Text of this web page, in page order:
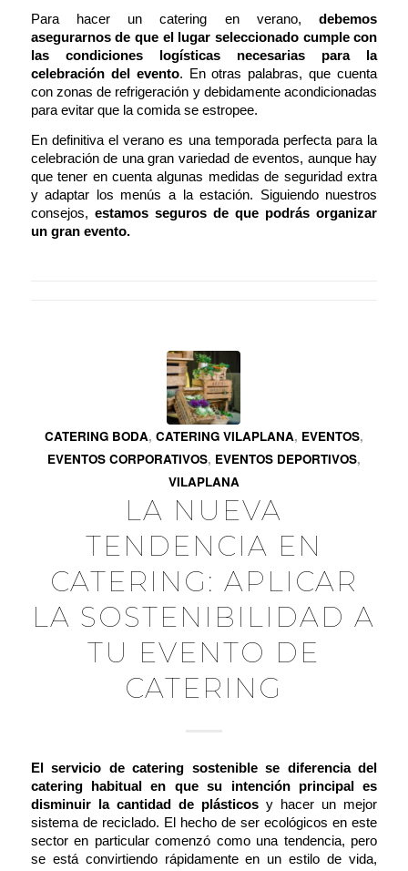
Para hacer un catering en verano,debemos
asegurarnos de que el lugar seleccionado cumple con
las condiciones logísticas necesarias para la
celebración del evento. En otras palabras, que cuenta
con zonas de refrigeración y debidamente acondicionadas
para evitar que la comida se estropee.
En definitiva el verano es una temporada perfecta para la
celebración de una gran variedad de eventos, aunque hay
que tener en cuenta algunas medidas de seguridad extra
y adaptar los menús a la estación. Siguiendo nuestros
consejos, estamos seguros de que podrás organizar
un gran evento.
CATERING BODA, CATERING VILAPLANA, EVENTOS,
EVENTOS CORPORATIVOS, EVENTOS DEPORTIVOS,
VILAPLANA
LA NUEVA
TENDENCIA EN
CATERING: APLICAR
LA SOSTENIBILIDAD A
TU EVENTO DE
CATERING
El servicio de catering sostenible se diferencia del
catering habitual en que su intención principal es
disminuir la cantidad de plásticos y hacer un mejor
sistema de reciclado. El hecho de serecológicos en este
sector en particular comenzó como una tendencia, pero
se está convirtiendo rápidamente en un estilo de vida,